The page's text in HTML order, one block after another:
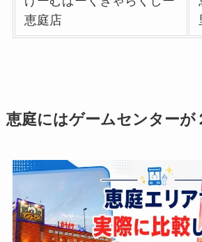
恵庭店
恵庭にはゲームセンターが